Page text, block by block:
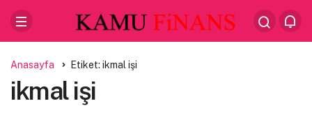
Anasayfa Etiket: ikmal işi
ikmal işi